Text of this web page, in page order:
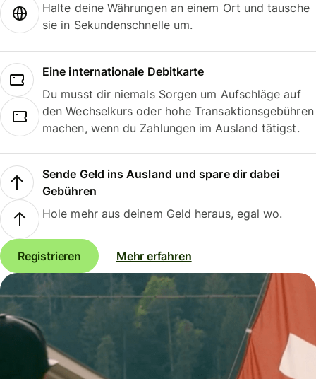
Halte deine Währungen an einem Ort und tausche
sie in Sekundenschnelle um.
Eine internationale Debitkarte
Du musst dir niemals Sorgen um Aufschläge auf
den Wechselkurs oder hohe Transaktionsgebühren
machen, wenn du Zahlungen im Ausland tätigst.
Sende Geld ins Ausland und spare dir dabei
Gebühren
Hole mehr aus deinem Geld heraus, egal wo.
Registrieren Mehr erfahren